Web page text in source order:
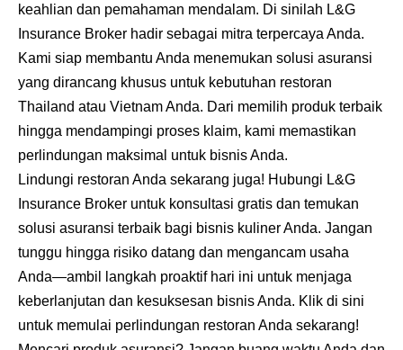
keahlian dan pemahaman mendalam. Di sinilah L&G
Insurance Broker hadir sebagai mitra terpercaya Anda.
Kami siap membantu Anda menemukan solusi asuransi
yang dirancang khusus untuk kebutuhan restoran
Thailand atau Vietnam Anda. Dari memilih produk terbaik
hingga mendampingi proses klaim, kami memastikan
perlindungan maksimal untuk bisnis Anda.
Lindungi restoran Anda sekarang juga! Hubungi L&G
Insurance Broker untuk konsultasi gratis dan temukan
solusi asuransi terbaik bagi bisnis kuliner Anda. Jangan
tunggu hingga risiko datang dan mengancam usaha
Anda—ambil langkah proaktif hari ini untuk menjaga
keberlanjutan dan kesuksesan bisnis Anda. Klik di sini
untuk memulai perlindungan restoran Anda sekarang!